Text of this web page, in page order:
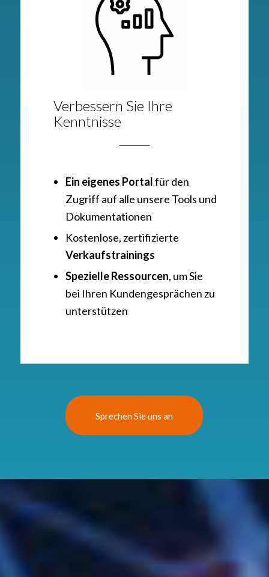
Verbessern Sie Ihre
Kenntnisse
Ein eigenes Portalfür den
Zugriff auf alle unsere Tools und
Dokumentationen
Kostenlose, zertifizierte
Verkaufstrainings
Spezielle Ressourcen, um Sie
bei Ihren Kundengesprächen zu
unterstützen
Sprechen Sie uns an